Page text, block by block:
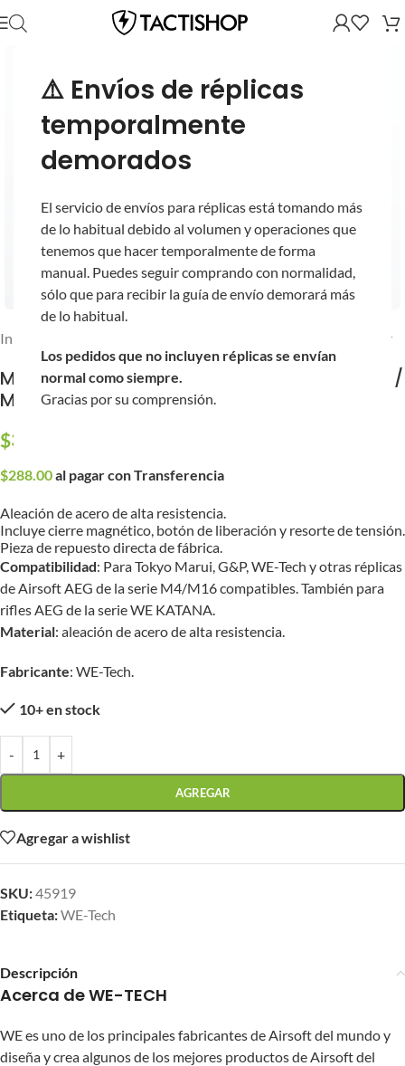
⚠️ Envíos de réplicas
temporalmente
demorados
El servicio de envíos para réplicas está tomando más
de lo habitual debido al volumen y operaciones que
tenemos que hacer temporalmente de forma
manual. Puedes seguir comprando con normalidad,
sólo que para recibir la guía de envío demorará más
de lo habitual.
Los pedidos que no incluyen réplicas se envían
normal como siempre.
Gracias por su comprensión.
Inicio Partes del Receptor
Mag Catch WE-Tech para Réplicas AEG M4 /
M16 de Airsoft
$300.00
$288.00al pagar con Transferencia
Aleación de acero de alta resistencia.
Incluye cierre magnético, botón de liberación y resorte de tensión.
Pieza de repuesto directa de fábrica.
Compatibilidad: Para Tokyo Marui, G&P, WE-Tech y otras réplicas
de Airsoft AEG de la serie M4/M16 compatibles. También para
rifles AEG de la serie WE KATANA.
Material: aleación de acero de alta resistencia.
Fabricante: WE-Tech.
10+ en stock
- +
AGREGAR
Agregar a wishlist
SKU:45919
Etiqueta:WE-Tech
Descripción
Acerca de WE-TECH
WE es uno de los principales fabricantes de Airsoft del mundo y
diseña y crea algunos de los mejores productos de Airsoft del